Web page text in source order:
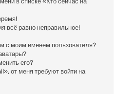
всё равно неправильное!
с моим именем пользователя?
его?
от меня требуют войти на